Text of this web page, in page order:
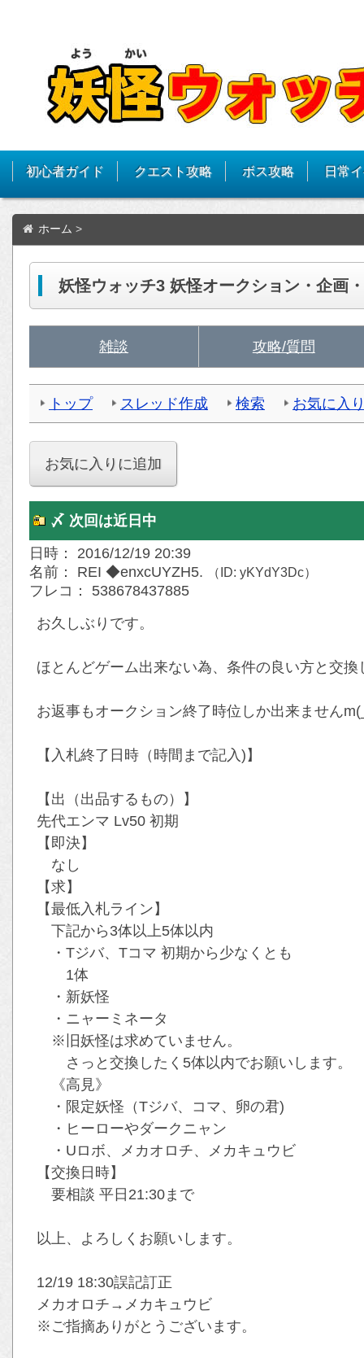
初心者ガイド クエスト攻略 ボス攻略 日常
ホーム >
妖怪ウォッチ3 妖怪オークション・企画
雑談 攻略/質問
トップ スレッド作成 検索 お気に入
〆 次回は近日中
日時： 2016/12/19 20:39
名前： REI ◆enxcUYZH5.
（ID: yKYdY3Dc）
フレコ： 538678437885
お久しぶりです。
ほとんどゲーム出来ない為、条件の良い方と交
お返事もオークション終了時位しか出来ません
【入札終了日時（時間まで記入)】
【出（出品するもの）】
先代エンマ Lv50 初期
【即決】
なし
【求】
【最低入札ライン】
下記から3体以上5体以内
・Tジバ、Tコマ 初期から少なくとも
1体
・新妖怪
・ニャーミネータ
※旧妖怪は求めていません。
さっと交換したく5体以内でお願いします。
《高見》
・限定妖怪（Tジバ、コマ、卵の君)
・ヒーローやダークニャン
・Uロボ、メカオロチ、メカキュウビ
【交換日時】
要相談 平日21:30まで
以上、よろしくお願いします。
12/19 18:30誤記訂正
メカオロチ→メカキュウビ
※ご指摘ありがとうございます。